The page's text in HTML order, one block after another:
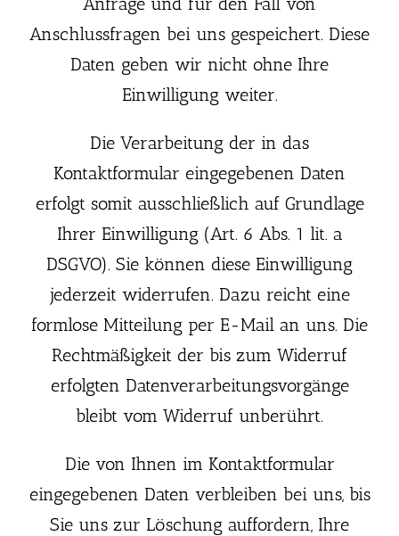
Anschlussfragen bei uns gespeichert. Diese
Daten geben wir nicht ohne Ihre
Einwilligung weiter.
Die Verarbeitung der in das
Kontaktformular eingegebenen Daten
erfolgt somit ausschließlich auf Grundlage
Ihrer Einwilligung (Art. 6 Abs. 1 lit. a
DSGVO). Sie können diese Einwilligung
jederzeit widerrufen. Dazu reicht eine
formlose Mitteilung per E-Mail an uns. Die
Rechtmäßigkeit der bis zum Widerruf
erfolgten Datenverarbeitungsvorgänge
bleibt vom Widerruf unberührt.
Die von Ihnen im Kontaktformular
eingegebenen Daten verbleiben bei uns, bis
Sie uns zur Löschung auffordern, Ihre